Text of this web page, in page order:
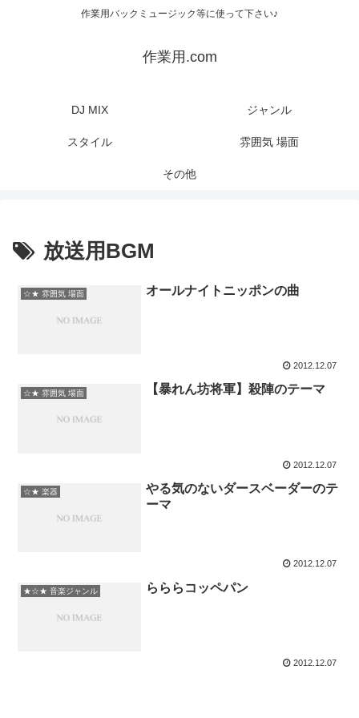
作業用バックミュージック等に使って下さい♪
作業用.com
DJ MIX ジャンル
スタイル 雰囲気 場面
その他
放送用BGM
☆★ 雰囲気 場面 オールナイトニッポンの曲
2012.12.07
☆★ 雰囲気 場面 【暴れん坊将軍】殺陣のテーマ
2012.12.07
☆★ 楽器
やる気のないダースベーダーのテ
ーマ
2012.12.07
★☆★ 音楽ジャンル らららコッペパン
2012.12.07